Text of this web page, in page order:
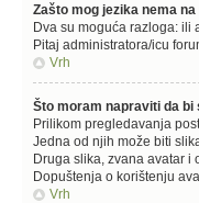
Zašto mog jezika nema
Dva su moguća razloga: ili
Pitaj administratora/icu
Vrh
Što moram napraviti da
Prilikom pregledavanja
Jedna od njih može biti
Druga slika, zvana avatar i
Dopuštenja o korištenju
Vrh